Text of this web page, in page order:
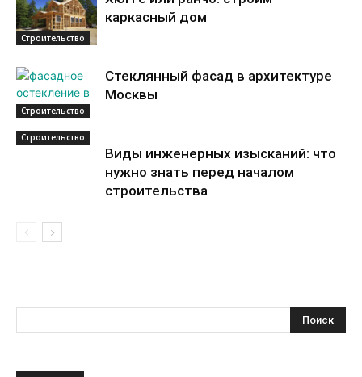
Строительство
каркасный дом
Строительство
Стеклянный фасад в архитектуре
Москвы
Строительство
Виды инженерных изысканий: что
нужно знать перед началом
строительства